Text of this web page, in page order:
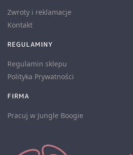
Zwroty i reklamacje
Kontakt
REGULAMINY
Regulamin sklepu
Polityka Prywatności
FIRMA
Pracuj w Jungle Boogie